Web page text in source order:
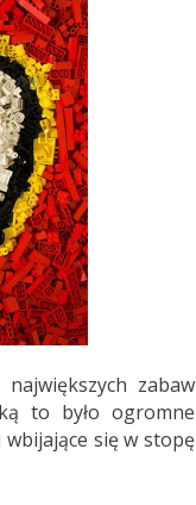
zabaw
to było ogromne
się w stopę